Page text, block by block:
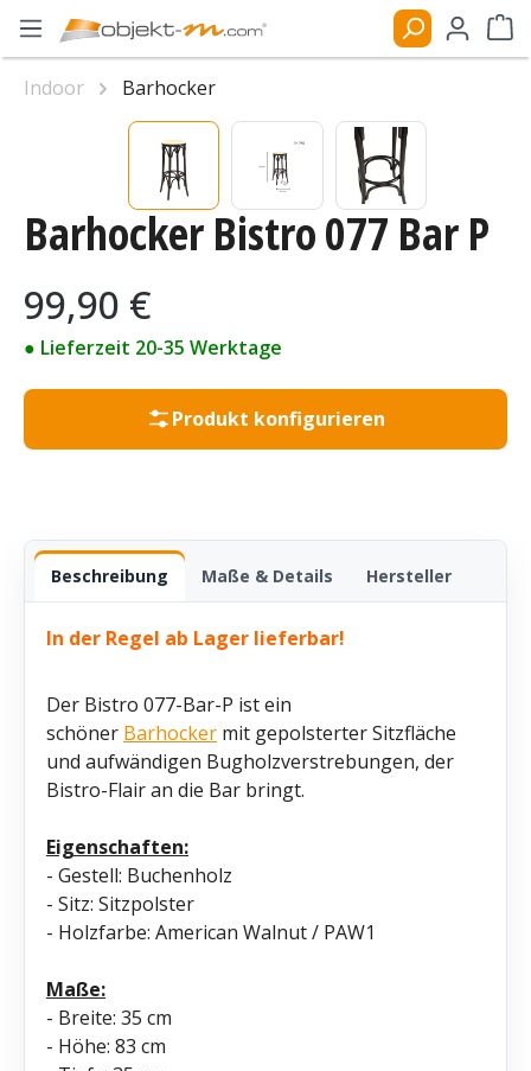
Zum Hauptinhalt springen
Barhocker Bistro 077 Bar P
Regulärer Preis:
99,90 €
● Lieferzeit 20-35 Werktage
Produkt konfigurieren
Beschreibung Maße & Details Hersteller
In der Regel ab Lager lieferbar!
Der Bistro 077-Bar-P ist ein
schöner Barhocker mit gepolsterter Sitzfläche
und aufwändigen Bugholzverstrebungen, der
Bistro-Flair an die Bar bringt.
Eigenschaften:
- Gestell: Buchenholz
- Sitz: Sitzpolster
- Holzfarbe: American Walnut / PAW1
Maße:
- Breite: 35 cm
- Höhe: 83 cm
Indoor
Barhocker
Bildergalerie überspringen